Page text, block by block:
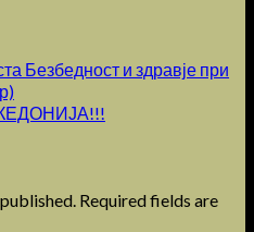
Безбедност и здравје при
Required fields are